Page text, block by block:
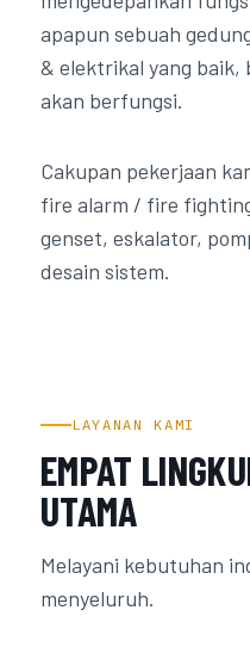
apapun sebuah
& elektrikal yang
akan berfungsi.
Cakupan pekerjaan
fire alarm / fire
genset, eskalator,
desain sistem.
LAYANAN KAMI
EMPAT
UTAMA
Melayani kebutuhan
menyeluruh.